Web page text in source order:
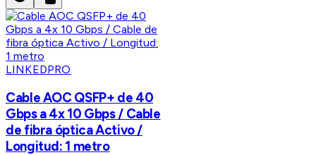
LINKEDPRO
Cable AOC QSFP+ de 40
Gbps a 4x 10 Gbps / Cable
de fibra óptica Activo /
Longitud: 1 metro